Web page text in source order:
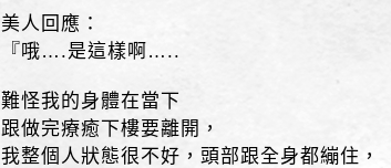
美人回應：
『哦….是這樣啊…..
難怪我的身體在當下
跟做完療癒下樓要離開，
我整個人狀態很不好，頭部跟全身都繃住，